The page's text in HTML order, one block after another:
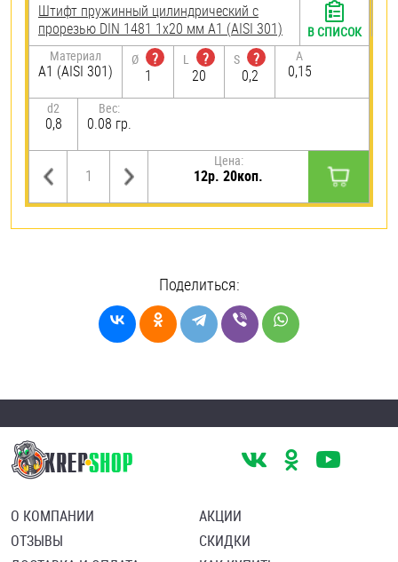
Штифт пружинный цилиндрический с
прорезью DIN 1481 1х20 мм А1 (AISI 301)
Материал
А1 (AISI 301)
Ø
?
1
L
?
20
S
?
0,2
A
0,15
d2
0,8
Вес:
0.08 гр.
Цена:
12р. 20коп.
В СПИСОК
Поделиться:
О КОМПАНИИ
ОТЗЫВЫ
АКЦИИ
СКИДКИ